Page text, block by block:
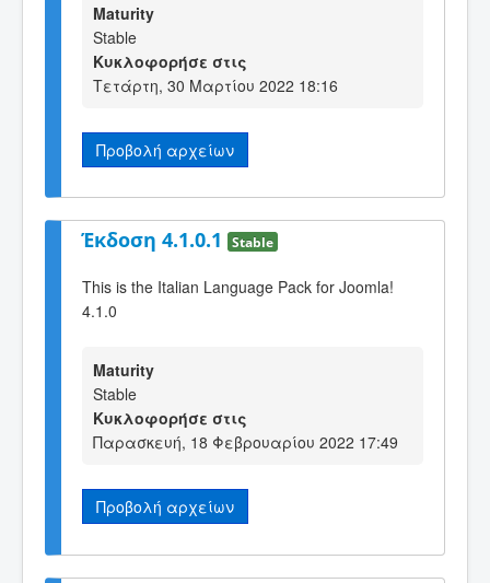
Maturity
Stable
Κυκλοφορήσε στις
Τετάρτη, 30 Μαρτίου 2022 18:16
Προβολή αρχείων
Έκδοση 4.1.0.1 Stable
This is the Italian Language Pack for Joomla!
4.1.0
Maturity
Stable
Κυκλοφορήσε στις
Παρασκευή, 18 Φεβρουαρίου 2022 17:49
Προβολή αρχείων